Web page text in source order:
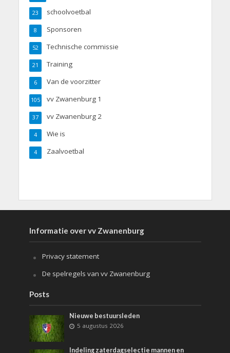
schoolvoetbal
23
Sponsoren
8
Technische commissie
52
Training
21
Van de voorzitter
6
vv Zwanenburg 1
105
vv Zwanenburg 2
37
Wie is
4
Zaalvoetbal
4
Informatie over vv Zwanenburg
Privacy statement
De spelregels van vv Zwanenburg
Posts
Nieuwe bestuursleden
5 augustus 2026
Indeling zaterdagselectie mannen en